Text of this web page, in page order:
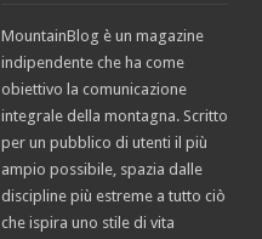
MountainBlog è un magazine
indipendente che ha come
obiettivo la comunicazione
integrale della montagna. Scritto
per un pubblico di utenti il più
ampio possibile, spazia dalle
discipline più estreme a tutto ciò
che ispira uno stile di vita